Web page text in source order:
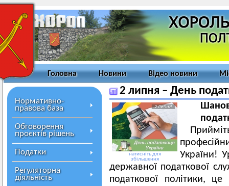
Головна Новини Відео новини
Нормативно-
правова база
Обговорення
проєктів рішень
Податки
Регуляторна
діяльність
2 липня – День
натисніть для
збільшення
України!
державної податкової
податкової політики, це